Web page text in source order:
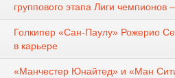
группового этапа Лиги
Голкипер «Сан-Паулу» Рожерио
в карьере
«Манчестер Юнайтед» и «Ман